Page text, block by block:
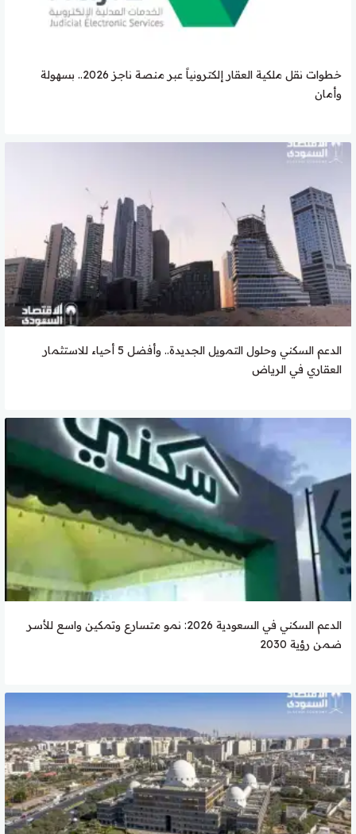
خطوات نقل ملكية العقار إلكترونياً عبر منصة ناجز 2026.. بسهولة
وأمان
الدعم السكني وحلول التمويل الجديدة.. وأفضل 5 أحياء للاستثمار
العقاري في الرياض
الدعم السكني في السعودية 2026: نمو متسارع وتمكين واسع للأسر
ضمن رؤية 2030